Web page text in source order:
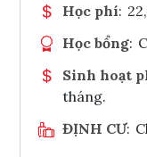
Học phí:
Học bổng:
Sinh hoạt
tháng.
ĐỊNH CƯ: